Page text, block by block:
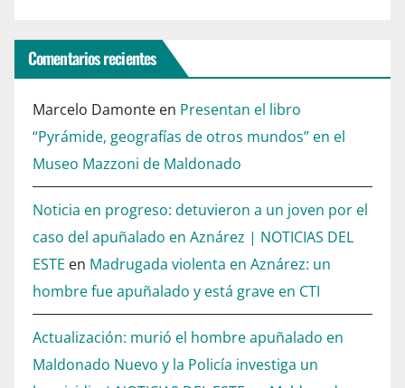
Comentarios recientes
Marcelo Damonte en Presentan el libro
“Pyrámide, geografías de otros mundos” en el
Museo Mazzoni de Maldonado
Noticia en progreso: detuvieron a un joven por el
caso del apuñalado en Aznárez | NOTICIAS DEL
ESTE en Madrugada violenta en Aznárez: un
hombre fue apuñalado y está grave en CTI
Actualización: murió el hombre apuñalado en
Maldonado Nuevo y la Policía investiga un